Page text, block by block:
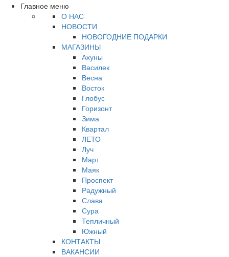
Главное меню
О НАС
НОВОСТИ
НОВОГОДНИЕ ПОДАРКИ
МАГАЗИНЫ
Ахуны
Василек
Весна
Восток
Глобус
Горизонт
Зима
Квартал
ЛЕТО
Луч
Март
Маяк
Проспект
Радужный
Слава
Сура
Тепличный
Южный
КОНТАКТЫ
ВАКАНСИИ